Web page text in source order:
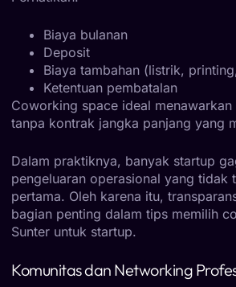
Biaya bulanan
Deposit
Biaya tambahan (listrik,
Ketentuan pembatalan
Coworking space ideal
tanpa kontrak jangka panjang yang
Dalam praktiknya, banyak startup
pengeluaran operasional yang tidak
pertama. Oleh karena itu,
bagian penting dalam tips memilih
Sunter untuk startup.
Komunitas dan Networking